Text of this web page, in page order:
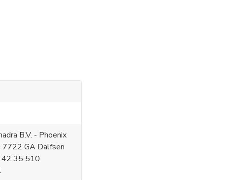
B.V. - Phoenix
GA Dalfsen
42 35 510